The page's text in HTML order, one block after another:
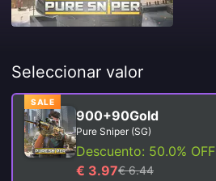
Seleccionar valor
SALE
900+90Gold
Pure Sniper (SG)
Descuento: 50.0% OFF
€ 3.97€ 6.44